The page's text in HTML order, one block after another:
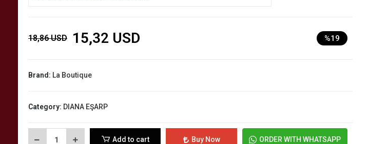
18,86 USD 15,32 USD %19
Brand: La Boutique
Category: DIANA EŞARP
Add to cart Buy Now ORDER WITH WHATSAPP